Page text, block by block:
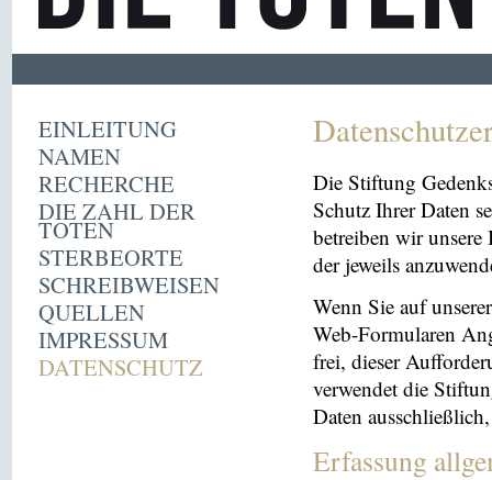
EINLEITUNG
NAMEN
RECHERCHE
DIE ZAHL DER
TOTEN
STERBEORTE
SCHREIBWEISEN
QUELLEN
IMPRESSUM
DATENSCHUTZ
Die Stiftung
Schutz Ihrer Daten
betreiben wir
der jeweils
Wenn Sie auf
Web-Formularen
frei, dieser
verwendet die
Daten
Erfassung